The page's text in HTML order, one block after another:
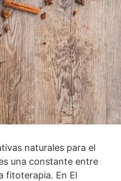
naturales para el
una constante entre
fitoterapia. En El